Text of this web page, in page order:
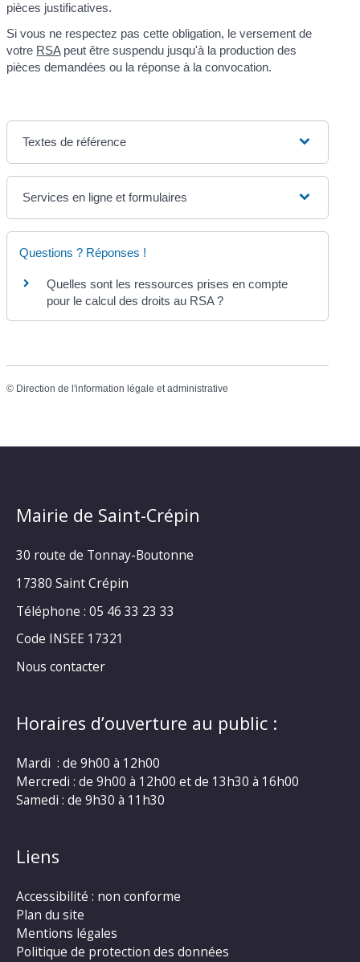
pièces justificatives.
Si vous ne respectez pas cette obligation, le versement de
votre RSApeut être suspendu jusqu'à la production des
pièces demandées ou la réponse à la convocation.
Textes de référence
Services en ligne et formulaires
Questions ? Réponses !
Quelles sont les ressources prises en compte
pour le calcul des droits au RSA ?
© Direction de l'information légale et administrative
Mairie de Saint-Crépin
30 route de Tonnay-Boutonne
17380 Saint Crépin
Téléphone : 05 46 33 23 33
Code INSEE 17321
Nous contacter
Horaires d’ouverture au public :
Mardi : de 9h00 à 12h00
Mercredi : de 9h00 à 12h00 et de 13h30 à 16h00
Samedi : de 9h30 à 11h30
Liens
Accessibilité : non conforme
Plan du site
Mentions légales
Politique de protection des données